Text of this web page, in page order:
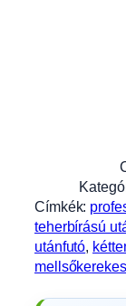
Címkék:
teherbírású
utánfutó